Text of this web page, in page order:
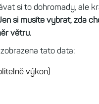
si to dohromady, ale
si musíte vybrat, zda
větru.
tato data:
výkon)